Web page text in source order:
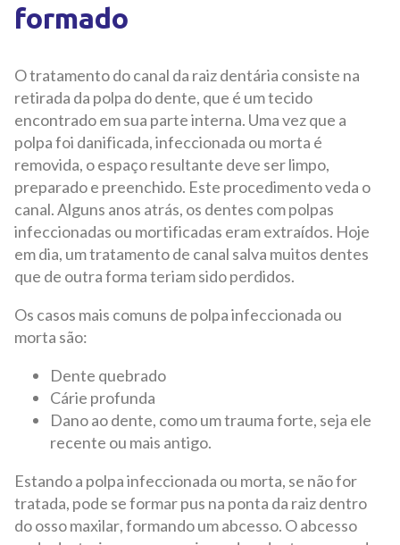
formado
O tratamento do canal da raiz dentária consiste na
retirada da polpa do dente, que é um tecido
encontrado em sua parte interna. Uma vez que a
polpa foi danificada, infeccionada ou morta é
removida, o espaço resultante deve ser limpo,
preparado e preenchido. Este procedimento veda o
canal. Alguns anos atrás, os dentes com polpas
infeccionadas ou mortificadas eram extraídos. Hoje
em dia, um tratamento de canal salva muitos dentes
que de outra forma teriam sido perdidos.
Os casos mais comuns de polpa infeccionada ou
morta são:
Dente quebrado
Cárie profunda
Dano ao dente, como um trauma forte, seja ele
recente ou mais antigo.
Estando a polpa infeccionada ou morta, se não for
tratada, pode se formar pus na ponta da raiz dentro
do osso maxilar, formando um abcesso. O abcesso